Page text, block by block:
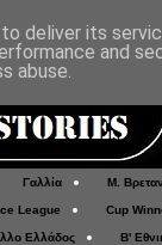
Γαλλία Μ.
League Cup
Ελλάδος Β'
deliver its
and
abuse.